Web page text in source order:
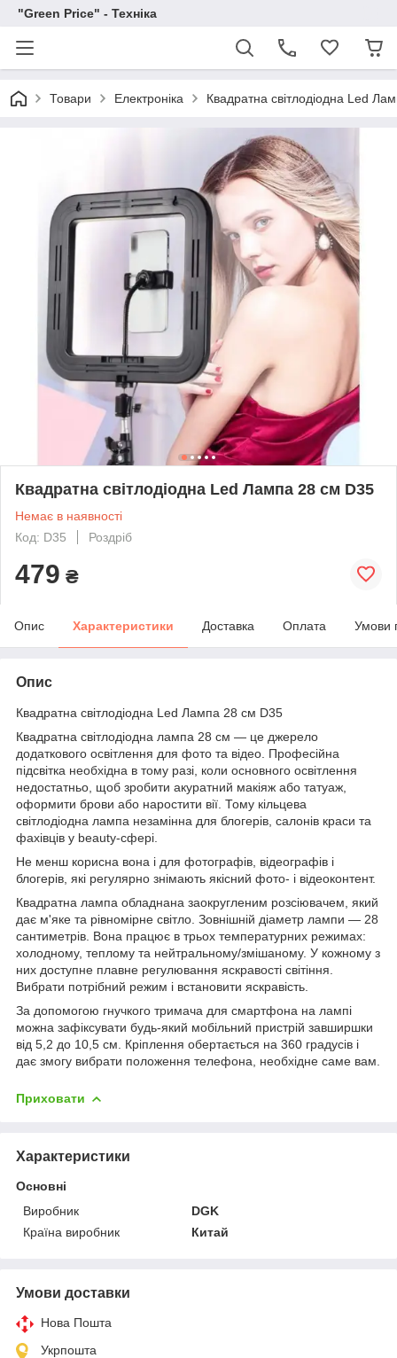
"Green Price" - Техніка
Товари Електроніка Квадратна світлодіодна Led
Квадратна світлодіодна Led Лампа 28 см D35
Немає в наявності
Код: D35
Роздріб
479 ₴
Опис Характеристики Доставка Оплата Умови
Опис
Квадратна світлодіодна Led Лампа 28 см D35
Квадратна світлодіодна лампа 28 см — це джерело
додаткового освітлення для фото та відео. Професійна
підсвітка необхідна в тому разі, коли основного освітлення
недостатньо, щоб зробити акуратний макіяж або татуаж,
оформити брови або наростити вії. Тому кільцева
світлодіодна лампа незамінна для блогерів, салонів краси та
фахівців у beauty-сфері.
Не менш корисна вона і для фотографів, відеографів і
блогерів, які регулярно знімають якісний фото- і відеоконтент.
Квадратна лампа обладнана заокругленим розсіювачем, який
дає м'яке та рівномірне світло. Зовнішній діаметр лампи — 28
сантиметрів. Вона працює в трьох температурних режимах:
холодному, теплому та нейтральному/змішаному. У кожному з
них доступне плавне регулювання яскравості світіння.
Вибрати потрібний режим і встановити яскравість.
За допомогою гнучкого тримача для смартфона на лампі
можна зафіксувати будь-який мобільний пристрій завширшки
від 5,2 до 10,5 см. Кріплення обертається на 360 градусів і
дає змогу вибрати положення телефона, необхідне саме вам.
Приховати
Характеристики
Основні
Виробник
DGK
Країна виробник
Китай
Умови доставки
Нова Пошта
Укрпошта